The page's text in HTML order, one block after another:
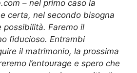
– nel primo caso la
certa, nel secondo bisogna
possibilità. Faremo il
fiducioso. Entrambi
il matrimonio, la prossima
l’entourage e spero che